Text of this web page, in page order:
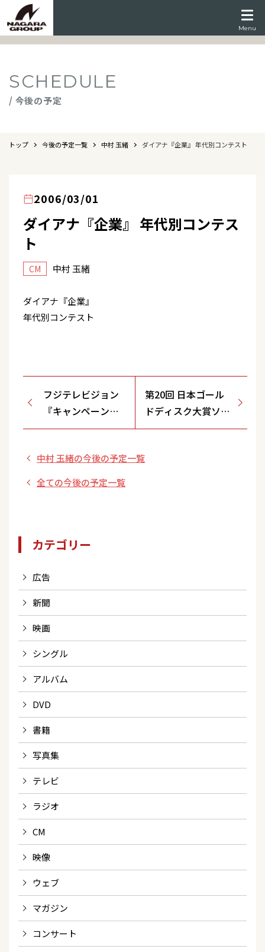
Menu
SCHEDULE
/ 今後の予定
トップ 今後の予定一覧 中村 玉緒 ダイアナ『企業』 年代別コンテスト
2006/03/01
ダイアナ『企業』 年代別コンテス
ト
CM 中村 玉緒
ダイアナ『企業』
年代別コンテスト
フジテレビジョン
『キャンペーン』
ちょっぴりハッピ
第20回 日本ゴール
ドディスク大賞ソン
グ･オブ･ザ･イヤー
受賞『五能線』
中村 玉緒の今後の予定一覧
全ての今後の予定一覧
カテゴリー
広告
新聞
映画
シングル
アルバム
DVD
書籍
写真集
テレビ
ラジオ
CM
映像
ウェブ
マガジン
コンサート